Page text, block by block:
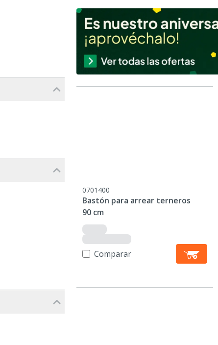
0701400
Bastón para arrear terneros
90 cm
Comparar